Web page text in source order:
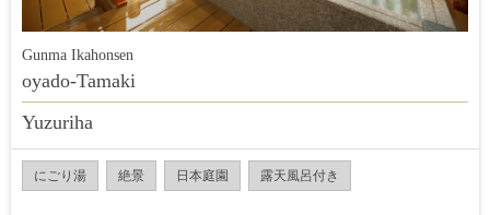
Gunma Ikahonsen
oyado-Tamaki
Yuzuriha
にごり湯 絶景 日本庭園 露天風呂付き